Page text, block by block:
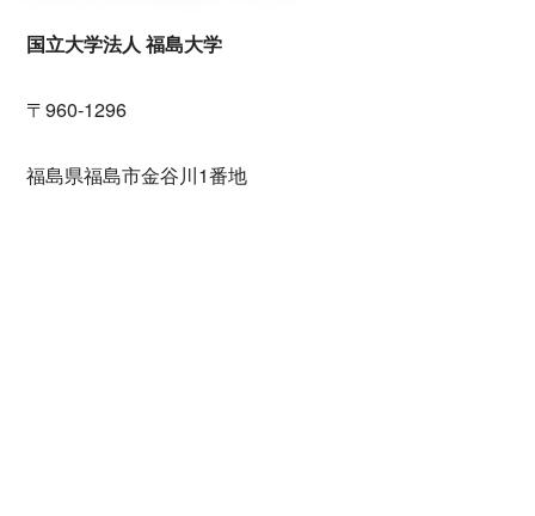
国立大学法人 福島大学
〒960-1296
福島県福島市金谷川1番地